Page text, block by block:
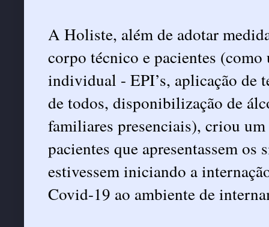
A Holiste, além de adotar
corpo técnico e pacientes (como
individual - EPI’s, aplicação de
de todos, disponibilização de
familiares presenciais), criou
pacientes que apresentassem
estivessem iniciando a
Covid-19 ao ambiente de